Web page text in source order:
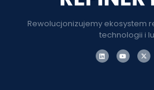
Rewolucjonizujemy ekosystem
technologii i